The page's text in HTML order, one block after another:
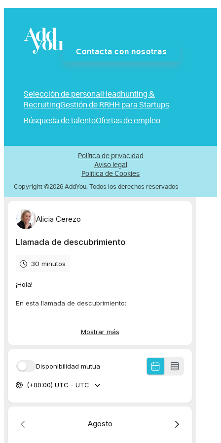
Contacta con nosotras
Selección de personal Headhunting &
RecruitingGestión de RRHH para Startups
Búsqueda de talentoOfertas de empleo
Política de privacidad
Aviso legal
Política de Cookies
Copyright ©2026 AddYou. Todos los derechos reservados